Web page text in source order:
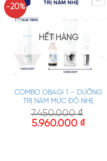
-20%
HẾT HÀNG
COMBO OBAGI 1 – DƯỠNG
TRỊ NÁM MỨC ĐỘ NHẸ
7.450.000₫
5.960.000 ₫